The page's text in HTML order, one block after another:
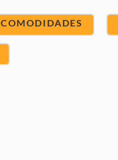
COMODIDADES